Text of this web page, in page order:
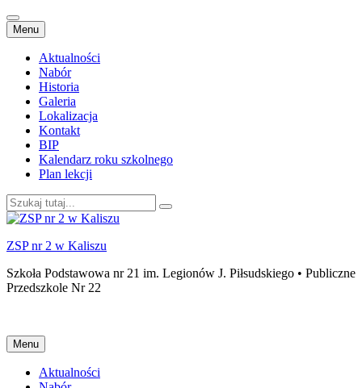
Menu Przejdź
do
treści
Aktualności
Nabór
Historia
Galeria
Lokalizacja
Kontakt
BIP
Kalendarz roku szkolnego
Plan lekcji
Szukaj:
ZSP nr 2 w Kaliszu
Szkoła Podstawowa nr 21 im. Legionów J. Piłsudskiego • Publiczne
Przedszkole Nr 22
Menu Przejdź
do
treści
Aktualności